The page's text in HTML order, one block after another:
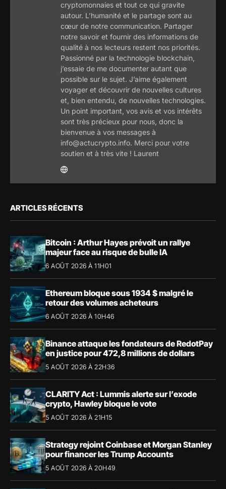
cryptomonnaies et tout ce qui gravite
autour. L’humanité et le partage sont au
cœur de notre communication. Partager
notre savoir et fournir des informations de
qualité à nos lecteurs restent nos priorités.
Passionné par la technologie blockchain,
j’essaie de me documenter autant que
possible sur le sujet. J’aime également
voyager et découvrir de nouvelles cultures
et, bien entendu, de nouvelles technologies.
Un point important, vos avis et vos intérêts
sont très précieux pour nous, donc la
bienvenue à vos messages à
info@actucrypto.info. Merci pour votre
soutien et à très vite ! Laurent
ARTICLES RÉCENTS
Bitcoin : Arthur Hayes prévoit un rallye
majeur face au risque de bulle IA
6 AOÛT 2026 À 11H01
Ethereum bloque sous 1934 $ malgré le
retour des volumes acheteurs
6 AOÛT 2026 À 10H46
Binance attaque les fondateurs de RedotPay
en justice pour 472,8 millions de dollars
5 AOÛT 2026 À 22H36
CLARITY Act : Lummis alerte sur l’exode
crypto, Hawley bloque le vote
5 AOÛT 2026 À 21H15
Strategy rejoint Coinbase et Morgan Stanley
pour financer les Trump Accounts
5 AOÛT 2026 À 20H49